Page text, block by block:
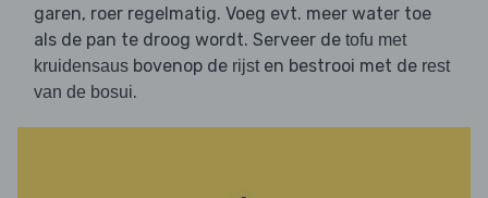
garen, roer regelmatig. Voeg evt. meer water toe
als de pan te droog wordt. Serveer de tofu met
kruidensaus bovenop de rijsten bestrooi met de rest
van de bosui.